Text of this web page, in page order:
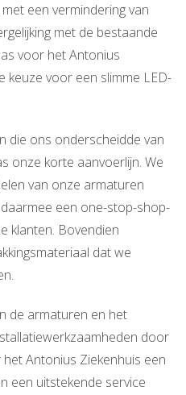
een vermindering van
met de bestaande
voor het Antonius
keuze voor een slimme LED-
die ons onderscheidde van
onze korte aanvoerlijn. We
van onze armaturen
een one-stop-shop-
klanten. Bovendien
dat we
de armaturen en het
door
Antonius Ziekenhuis een
een uitstekende service